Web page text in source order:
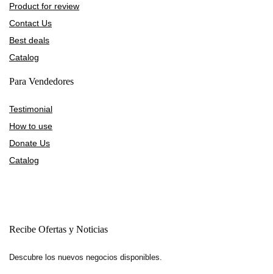
Product for review
Contact Us
Best deals
Catalog
Para Vendedores
Testimonial
How to use
Donate Us
Catalog
Recibe Ofertas y Noticias
Descubre los nuevos negocios disponibles.